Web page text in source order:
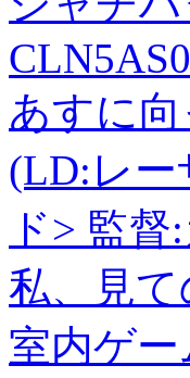
あすに向
(LD:レー
ド> 監
私、見
室内ゲー